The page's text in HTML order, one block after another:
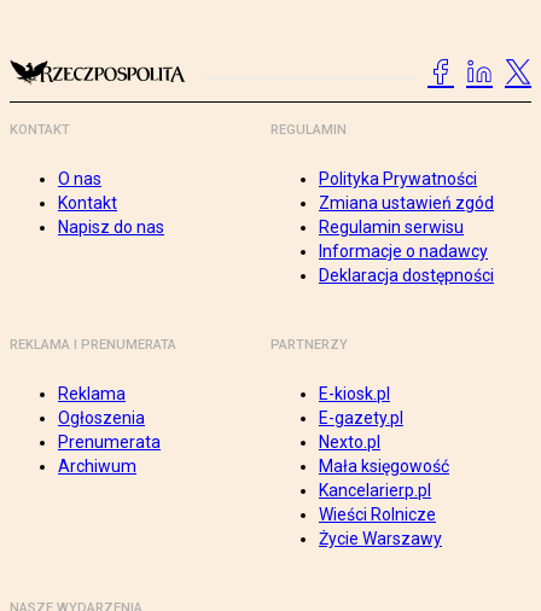
KONTAKT
O nas
Kontakt
Napisz do nas
REGULAMIN
Polityka Prywatności
Zmiana ustawień zgód
Regulamin serwisu
Informacje o nadawcy
Deklaracja dostępności
REKLAMA I PRENUMERATA
Reklama
Ogłoszenia
Prenumerata
Archiwum
PARTNERZY
E-kiosk.pl
E-gazety.pl
Nexto.pl
Mała księgowość
Kancelarierp.pl
Wieści Rolnicze
Życie Warszawy